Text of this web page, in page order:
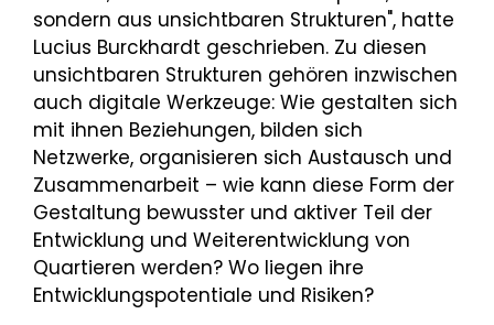
sondern aus unsichtbaren Strukturen", hatte
Lucius Burckhardt geschrieben. Zu diesen
unsichtbaren Strukturen gehören inzwischen
auch digitale Werkzeuge: Wie gestalten sich
mit ihnen Beziehungen, bilden sich
Netzwerke, organisieren sich Austausch und
Zusammenarbeit – wie kann diese Form der
Gestaltung bewusster und aktiver Teil der
Entwicklung und Weiterentwicklung von
Quartieren werden? Wo liegen ihre
Entwicklungspotentiale und Risiken?